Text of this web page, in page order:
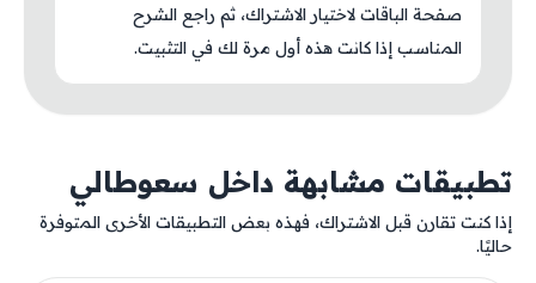
صفحة الباقات لاختيار الاشتراك، ثم راجع الشرح
المناسب إذا كانت هذه أول مرة لك في التثبيت.
تطبيقات مشابهة داخل سعوطالي
إذا كنت تقارن قبل الاشتراك، فهذه بعض التطبيقات الأخرى المتوفرة
حاليًا.